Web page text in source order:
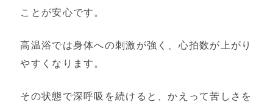
ことが安心です。
高温浴では身体への刺激が強く、心拍数が上がり
やすくなります。
その状態で深呼吸を続けると、かえって苦しさを